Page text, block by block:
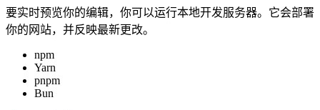
要实时预览你的编辑，你可以运行本地开发服务器。它会部署
你的网站，并反映最新更改。
npm
Yarn
pnpm
Bun